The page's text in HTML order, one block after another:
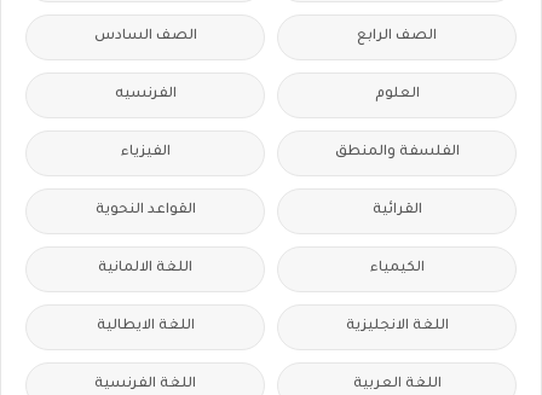
الصف الرابع الصف السادس
العلوم الفرنسيه
الفلسفة والمنطق الفيزياء
القرائية القواعد النحوية
الكيمياء اللغة الالمانية
اللغة الانجليزية اللغة الايطالية
اللغة العربية اللغة الفرنسية